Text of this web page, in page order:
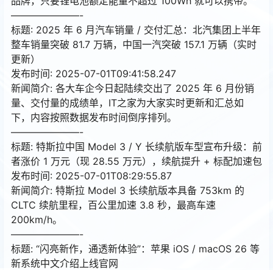
———————-
标题: 2025 年 6 月汽车销量 / 交付汇总：北汽集团上半年
整车销量突破 81.7 万辆，中国一汽突破 157.1 万辆（实时
更新）
发布时间: 2025-07-01T09:41:58.247
新闻简介: 各大车企今日起陆续交出了 2025 年 6 月份销
量、交付量的成绩单，IT之家为大家实时更新和汇总如
下，内容按照数据发布时间倒序排列。
———————-
标题: 特斯拉中国 Model 3 / Y 长续航版车型宣布升级：前
者涨价 1 万元（现 28.55 万元），续航提升 + 标配加速包
发布时间: 2025-07-01T08:29:55.87
新闻简介: 特斯拉 Model 3 长续航版本具备 753km 的
CLTC 续航里程，百公里加速 3.8 秒，最高车速
200km/h。
———————-
标题: “闪亮新作，通透新体验”：苹果 iOS / macOS 26 等
新系统中文介绍上线官网